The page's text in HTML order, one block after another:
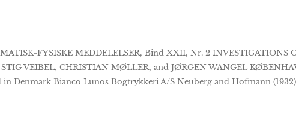
FYSISKE MEDDELELSER, Bind XXII, Nr. 2 INVESTIGATIONS
VEIBEL, CHRISTIAN MØLLER, and JØRGEN WANGEL
in Denmark Bianco Lunos Bogtrykkeri A/S Neuberg and Hofmann